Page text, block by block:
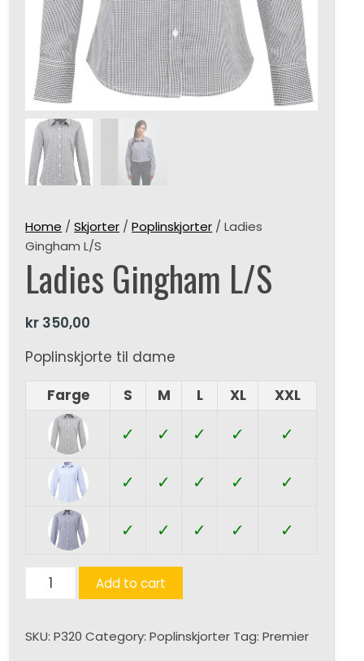
Home /Skjorter /Poplinskjorter / Ladies
Gingham L/S
Ladies Gingham L/S
kr 350,00
Poplinskjorte til dame
Farge
S M L XL XXL
✓ ✓ ✓ ✓ ✓
✓ ✓ ✓ ✓ ✓
✓ ✓ ✓ ✓ ✓
Ladies
Gingham
quantity
Add to cart
SKU:P320 Category:Poplinskjorter Tag:Premier